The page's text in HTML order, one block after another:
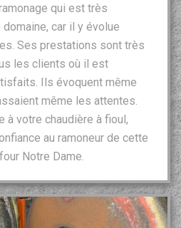
qui est très
car il y évolue
Ses prestations sont très
les clients où il est
Ils évoquent même
même les attentes.
à votre chaudière à fioul,
au ramoneur de cette
Notre Dame.